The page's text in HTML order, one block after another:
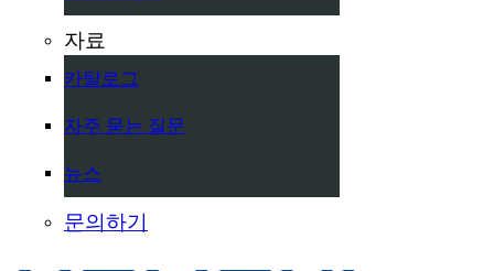
자료
카탈로그
자주 묻는 질문
뉴스
문의하기